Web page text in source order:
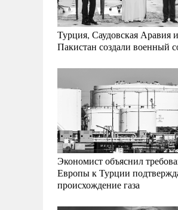
Турция, Саудовская Аравия и
Пакистан создали военный
Экономист объяснил
Европы к Турции
происхождение газа